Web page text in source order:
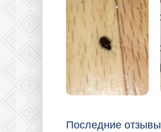
Последние отзывы